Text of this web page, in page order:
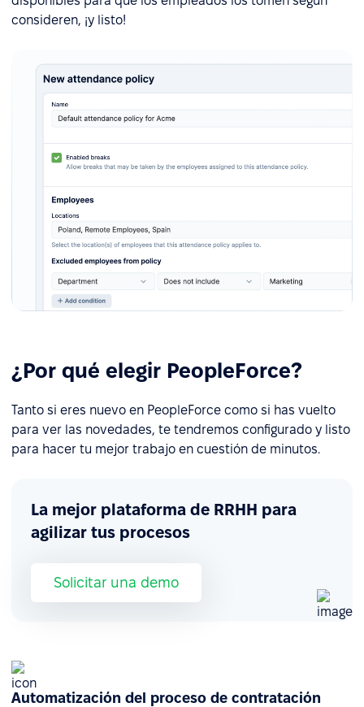
consideren, ¡y listo!
¿Por qué elegir PeopleForce?
Tanto si eres nuevo en PeopleForce como si has vuelto
para ver las novedades, te tendremos configurado y listo
para hacer tu mejor trabajo en cuestión de minutos.
La mejor plataforma de RRHH para
agilizar tus procesos
Solicitar una demo
Automatización del proceso de contratación